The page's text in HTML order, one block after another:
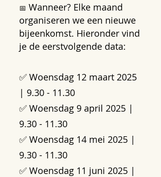
📅 Wanneer? Elke maand
organiseren we een nieuwe
bijeenkomst. Hieronder vind
je de eerstvolgende data:
✅ Woensdag 12 maart 2025
| 9.30 - 11.30
✅ Woensdag 9 april 2025 |
9.30 - 11.30
✅ Woensdag 14 mei 2025 |
9.30 - 11.30
✅ Woensdag 11 juni 2025 |